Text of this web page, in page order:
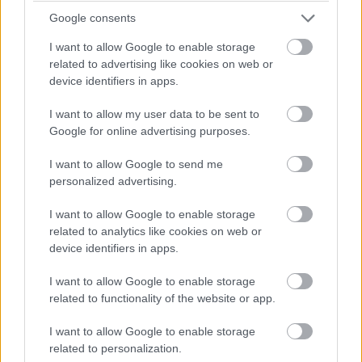
Google consents
I want to allow Google to enable storage
related to advertising like cookies on web or
device identifiers in apps.
I want to allow my user data to be sent to
Google for online advertising purposes.
I want to allow Google to send me
personalized advertising.
I want to allow Google to enable storage
related to analytics like cookies on web or
device identifiers in apps.
I want to allow Google to enable storage
related to functionality of the website or app.
I want to allow Google to enable storage
related to personalization.
"Csata" az élen! Russell a sikán előtt megelőzi Piastrit,
aki azonban a célegyenesben visszaveszi tőle a
vezetést.
Russell viszont fokozatosan közelít Piastrira, már csak fél
A visszajátszásból látszik, hogy Antonelli borzalmasan
visszafulladt a startnál és kiforogtak a kerekei, de a győzelmi
esélyeit legalább ennyire rontja, hogy körök óta nem boldogul
Verstappen vetődött be a hajtűben Lindblad mellé, feljött
nyolcadiknak a holland.